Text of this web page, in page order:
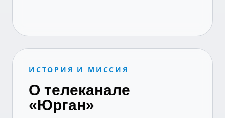
ИСТОРИЯ И МИССИЯ
О телеканале
«Юрган»